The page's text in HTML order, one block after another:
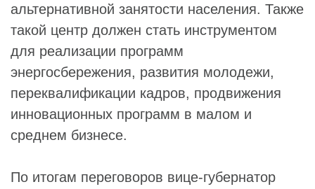
альтернативной занятости населения. Также
такой центр должен стать инструментом
для реализации программ
энергосбережения, развития молодежи,
переквалификации кадров, продвижения
инновационных программ в малом и
среднем бизнесе.
По итогам переговоров вице-губернатор